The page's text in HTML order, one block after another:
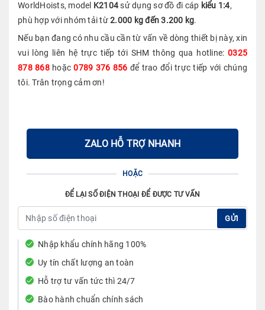
WorldHoists, model K2104sử dụng sơ đồ đi cáp kiểu 1:4,
phù hợp với nhóm tải từ2.000 kg đến 3.200 kg.
Nếu bạn đang có nhu cầu cần từ vấn về dòng thiết bị này, xin
vui lòng liên hệ trực tiếp tới SHM thông qua hotline: 0325
878 868hoặc0789 376 856 để trao đổi trực tiếp với chúng
tôi. Trân trọng cảm ơn!
ZALO HỖ TRỢ NHANH
HOẶC
ĐỂ LẠI SỐ ĐIỆN THOẠI ĐỂ ĐƯỢC TƯ VẤN
GỬI
Nhập khẩu chính hãng 100%
Uy tín chất lượng an toàn
Hỗ trợ tư vấn tức thì 24/7
Bào hành chuẩn chính sách